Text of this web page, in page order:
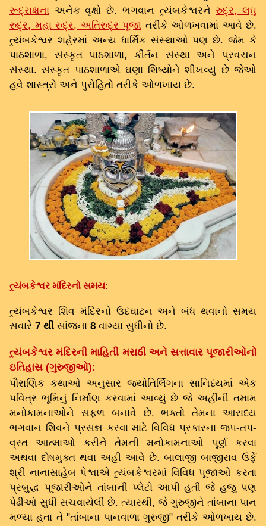
રૂદ્રાક્ષના અનેક વૃક્ષો છે. ભગવાન ત્ર્યંબકેશ્વરનેરુદ્ર, લઘુ
રુદ્ર, મહા રુદ્ર, અતિરુદ્ર પૂજા તરીકે ઓળખવામાં આવે છે.
ત્ર્યંબકેશ્વર શહેરમાં અન્ય ધાર્મિક સંસ્થાઓ પણ છે. જેમ કે
પાઠશાળા, સંસ્કૃત પાઠશાળા, કીર્તન સંસ્થા અને પ્રવચન
સંસ્થા. સંસ્કૃત પાઠશાળાએ ઘણા શિષ્યોને શીખવ્યું છે જેઓ
હવે શાસ્ત્રો અને પુરોહિતો તરીકે ઓળખાય છે.
ત્ર્યંબકેશ્વર મંદિરનો સમય:
ત્ર્યંબકેશ્વર શિવ મંદિરનો ઉદઘાટન અને બંધ થવાનો સમય
સવારે 7 થી સાંજના 8 વાગ્યા સુધીનો છે.
ત્ર્યંબકેશ્વર મંદિરની માહિતી મરાઠી અને સત્તાવાર પૂજારીઓનો
ઇતિહાસ (ગુરુજીઓ):
પૌરાણિક કથાઓ અનુસાર જ્યોતિર્લિંગના સાનિધ્યમાં એક
પવિત્ર ભૂમિનું નિર્માણ કરવામાં આવ્યું છે જે અહીંની તમામ
મનોકામનાઓને સફળ બનાવે છે. ભક્તો તેમના આરાધ્ય
ભગવાન શિવને પ્રસન્ન કરવા માટે વિવિધ પ્રકારના જપ-તપ-
વ્રત આત્માઓ કરીને તેમની મનોકામનાઓ પૂર્ણ કરવા
અથવા દોષમુક્ત થવા અહીં આવે છે. બાલાજી બાજીરાવ ઉર્ફે
શ્રી નાનાસાહેબ પેશ્વાએ ત્ર્યંબકેશ્વરમાં વિવિધ પૂજાઓ કરતા
પ્રબુદ્ધ પૂજારીઓને તાંબાની પ્લેટો આપી હતી જે હજુ પણ
પેઢીઓ સુધી સચવાયેલી છે. ત્યારથી, જે ગુરુજીને તાંબાના પાન
મળ્યા હતા તે "તાંબાના પાનવાળા ગુરુજી" તરીકે ઓળખાય છે.